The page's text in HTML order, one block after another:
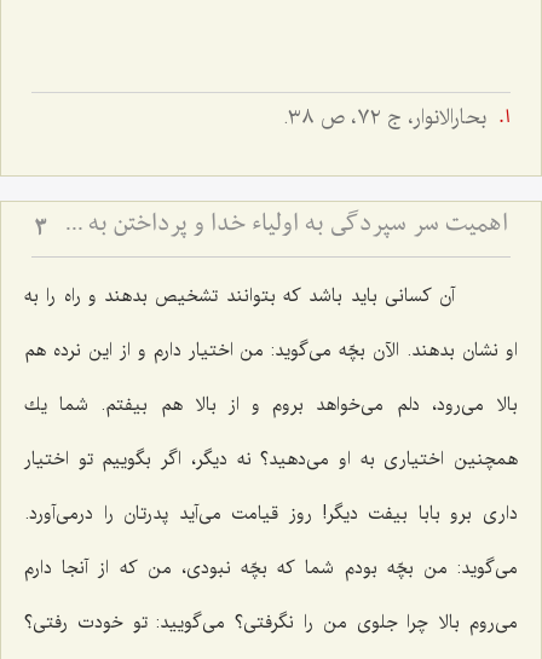
بحارالانوار، ج ٧٢، ص ٣٨.
اهمیت سر سپردگی به اولیاء خدا و پرداختن به خود (مشهد مقدس) 3
آن كسانی باید باشد كه بتوانند تشخیص بدهند و راه را به
او نشان بدهند. الآن بچّه می‌گوید: من اختیار دارم و از این نرده هم
بالا می‌رود، دلم می‌خواهد بروم و از بالا هم بیفتم. شما یك
همچنین اختیاری به او می‌دهید؟ نه دیگر، اگر بگوییم تو اختیار
داری برو بابا بیفت دیگر! روز قیامت می‌آید پدرتان را درمی‌آورد.
می‌گوید: من بچّه بودم شما كه بچّه نبودی، من كه از آنجا دارم
می‌روم بالا چرا جلوی من را نگرفتی؟ می‌گویید: تو خودت رفتی؟